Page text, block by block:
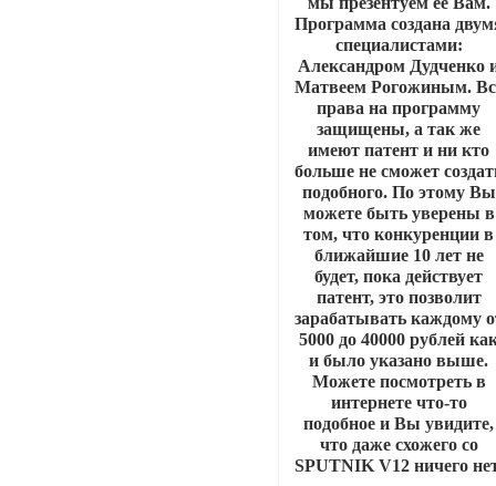
Программа создана
специалистами:
Александром Дудченко
Матвеем Рогожиным.
права на программу
защищены, а так же
имеют патент и ни кто
больше не сможет
подобного. По этому Вы
можете быть уверены в
том, что конкуренции в
ближайшие 10 лет не
будет, пока действует
патент, это позволит
зарабатывать каждому
5000 до 40000 рублей
и было указано выше.
Можете посмотреть в
интернете что-то
подобное и Вы увидите,
что даже схожего со
SPUTNIK V12 ничего